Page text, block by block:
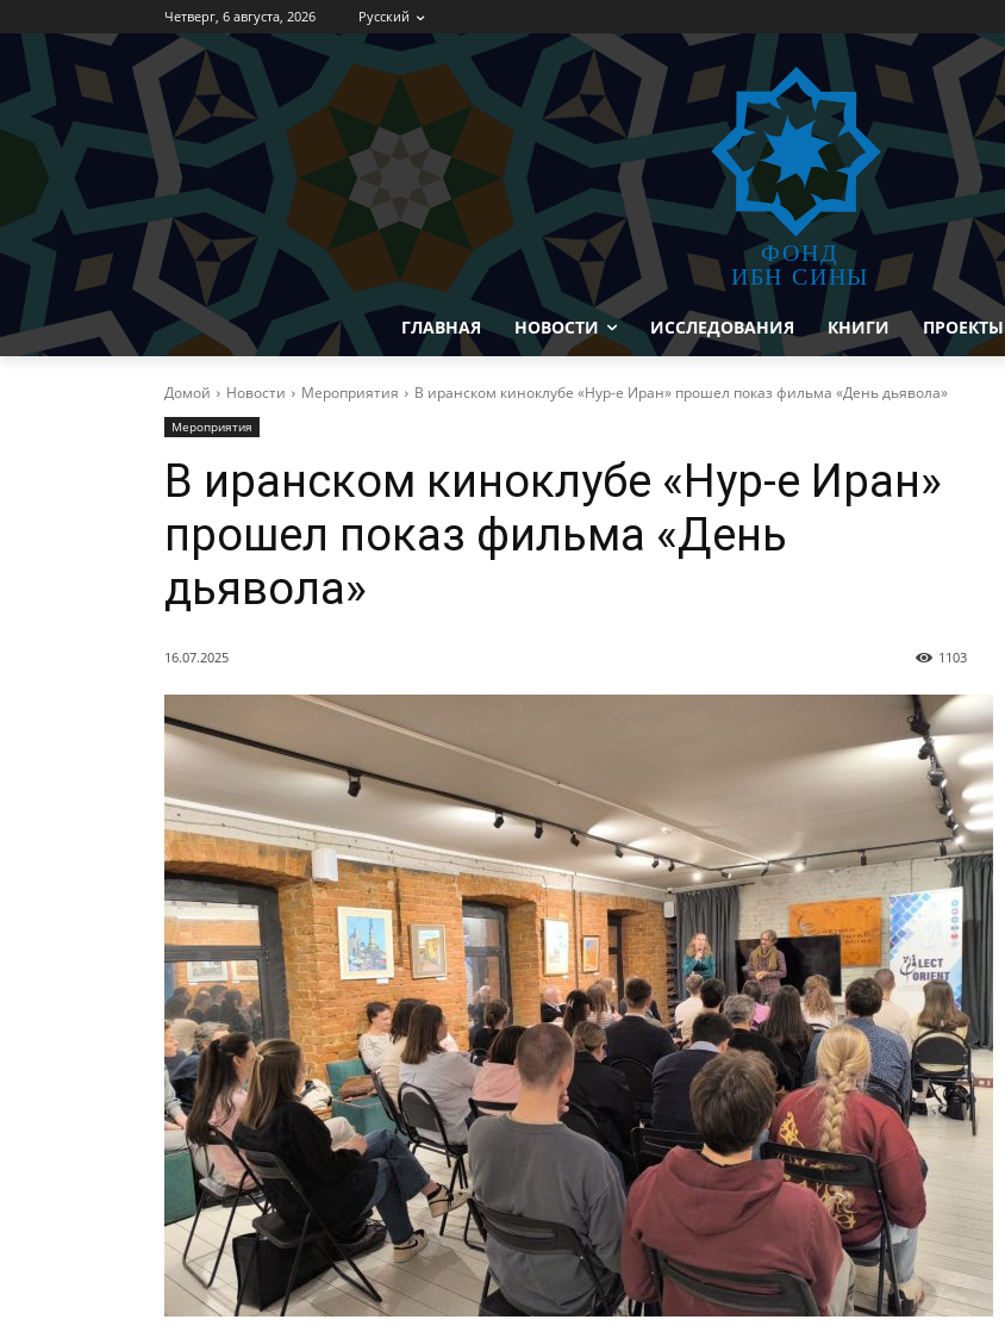
Четверг, 6 августа, 2026 Русский
ФОНД
ИБН СИНЫ
ГЛАВНАЯ НОВОСТИ ИССЛЕДОВАНИЯ КНИГИ ПРОЕКТЫ
Домой Новости Мероприятия В иранском киноклубе «Нур-е Иран» прошел показ фильма «День дьявола»
Мероприятия
В иранском киноклубе «Нур-е Иран»
прошел показ фильма «День
дьявола»
16.07.2025 1103